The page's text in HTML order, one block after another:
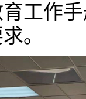
育工作
。